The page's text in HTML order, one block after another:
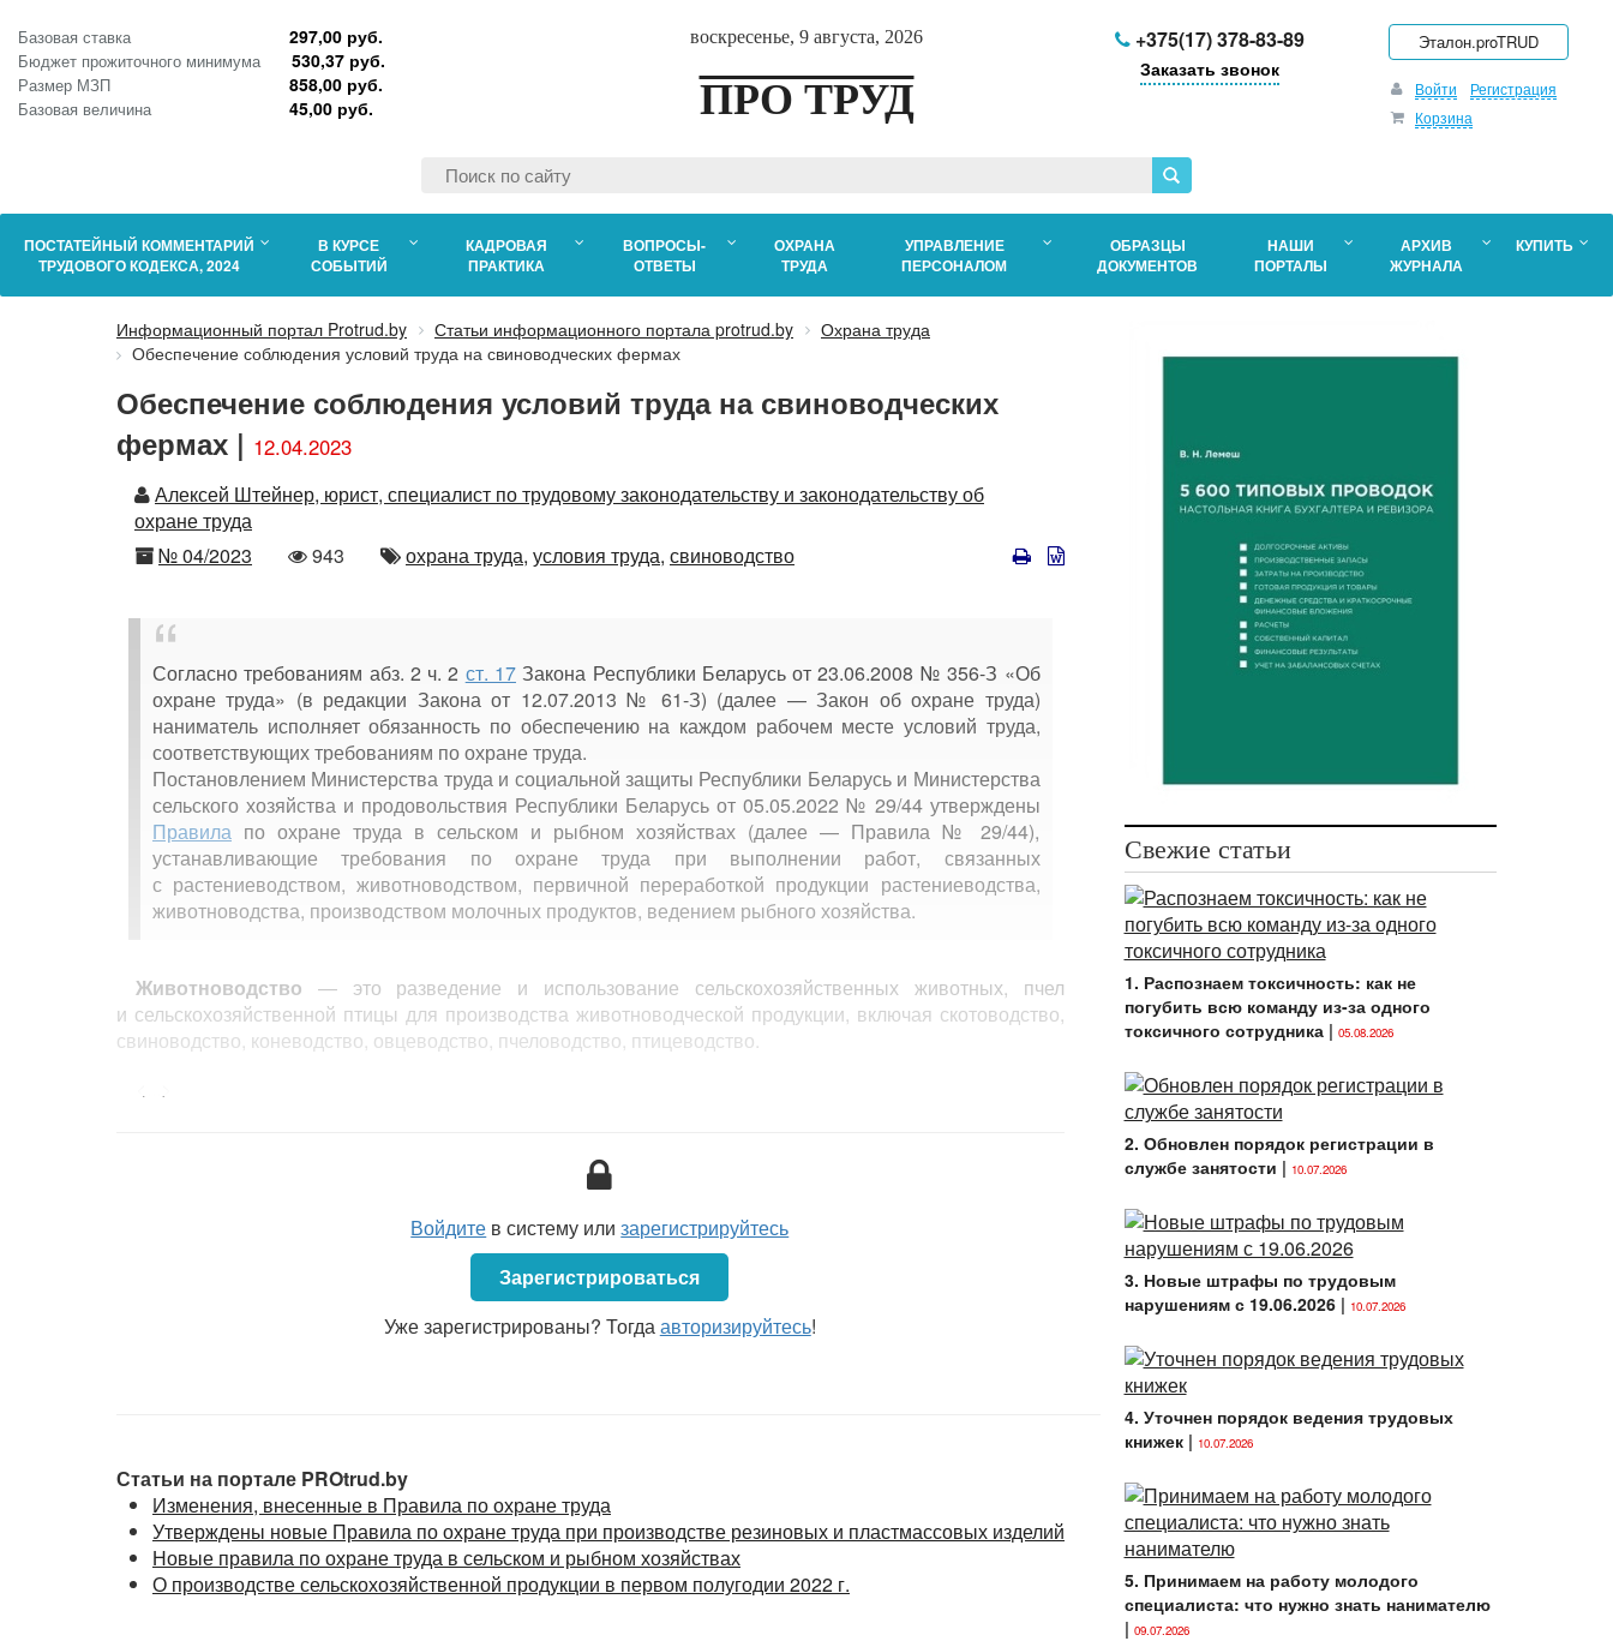
Базовая ставка 297,00 руб.
Бюджет прожиточного минимума 530,37 руб.
Размер МЗП 858,00 руб.
Базовая величина 45,00 руб.
воскресенье, 9 августа, 2026
ПРО ТРУД
+375(17) 378-83-89
Заказать звонок
Эталон.proTRUD
Войти
Регистрация
Корзина
ПОСТАТЕЙНЫЙ КОММЕНТАРИЙ
ТРУДОВОГО КОДЕКСА, 2024
В КУРСЕ
СОБЫТИЙ
КАДРОВАЯ
ПРАКТИКА
ВОПРОСЫ-
ОТВЕТЫ
ОХРАНА
ТРУДА
УПРАВЛЕНИЕ
ПЕРСОНАЛОМ
ОБРАЗЦЫ
ДОКУМЕНТОВ
НАШИ
ПОРТАЛЫ
АРХИВ
ЖУРНАЛА
КУПИТЬ
Информационный портал Protrud.by Статьи информационного портала protrud.by
Охрана труда
Обеспечение соблюдения условий труда на свиноводческих фермах
Обеспечение соблюдения условий труда на свиноводческих
фермах | 12.04.2023
Автор
Алексей Штейнер, юрист, специалист по трудовому законодательству и законодательству об
охране труда
Номер
№ 04/2023
Количество
943 Автор
охрана труда, условия труда, свиноводство
Согласно требованиям абз. 2 ч. 2 ст. 17Закона Республики Беларусь от 23.06.2008 № 356-З «Об
охране труда» (в редакции Закона от 12.07.2013 № 61-З) (далее — Закон об охране труда)
наниматель исполняет обязанность по обеспечению на каждом рабочем месте условий труда,
соответствующих требованиям по охране труда.
Постановлением Министерства труда и социальной защиты Республики Беларусь и Министерства
сельского хозяйства и продовольствия Республики Беларусь от 05.05.2022 № 29/44 утверждены
Правила по охране труда в сельском и рыбном хозяйствах (далее — Правила № 29/44),
устанавливающие требования по охране труда при выполнении работ, связанных
с растениеводством, животноводством, первичной переработкой продукции растениеводства,
животноводства, производством молочных продуктов, ведением рыбного хозяйства.
Животноводство — это разведение и использование сельскохозяйственных животных, пчел
и сельскохозяйственной птицы для производства животноводческой продукции, включая скотоводство,
свиноводство, коневодство, овцеводство, пчеловодство, птицеводство.
утверждены Санитарные нормы и правила «Требования к условиям труда работающих и содержанию
При организации труда на свиноводческих механизированных фермах необходимо также
руководствоваться Санитарными нормами и правилами «Требования к организациям, осуществляющим
сельскохозяйственную деятельность», утвержденными постановлениемМинистерства здравоохранения
Республики Беларусь от 08.02.2016 № 16.
Войдите в систему илизарегистрируйтесь
Зарегистрироваться
Уже зарегистрированы? Тогдаавторизируйтесь!
Статьи на портале PROtrud.by
Изменения, внесенные в Правила по охране труда
Утверждены новые Правила по охране труда при производстве резиновых и пластмассовых изделий
Новые правила по охране труда в сельском и рыбном хозяйствах
О производстве сельскохозяйственной продукции в первом полугодии 2022 г.
Свежие статьи
1. Распознаем токсичность: как не
погубить всю команду из-за одного
токсичного сотрудника| 05.08.2026
2. Обновлен порядок регистрации в
службе занятости | 10.07.2026
3. Новые штрафы по трудовым
нарушениям с 19.06.2026| 10.07.2026
4. Уточнен порядок ведения трудовых
книжек| 10.07.2026
5. Принимаем на работу молодого
специалиста: что нужно знать нанимателю
| 09.07.2026